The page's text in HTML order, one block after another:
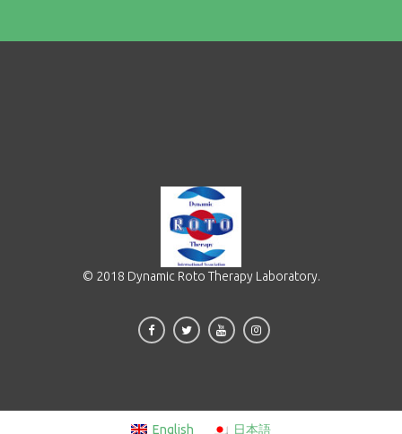
© 2018 Dynamic Roto Therapy Laboratory.
English 日本語